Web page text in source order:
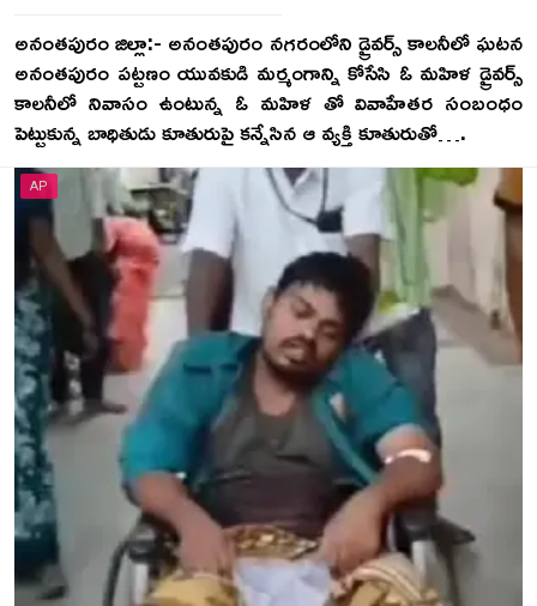
అనంతపురం జిల్లా:- అనంతపురం నగరంలోని డ్రైవర్స్ కాలనీలో ఘటన
అనంతపురం పట్టణం యువకుడి మర్మంగాన్ని కోసేసి ఓ మహిళ డ్రైవర్స్
కాలనీలో నివాసం ఉంటున్న ఓ మహిళ తో వివాహేతర సంబంధం
పెట్టుకున్న బాధితుడు కూతురుపై కన్నేసిన ఆ వ్యక్తి కూతురుతో….
AP